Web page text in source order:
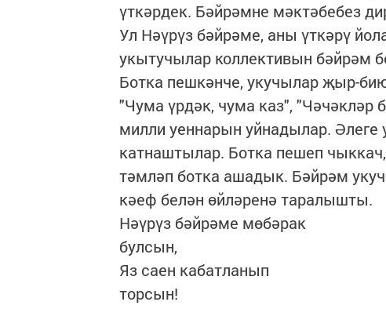
үткәрдек. Бәйрәмне мәктәбебез
Ул Нәүрүз бәйрәме, аны үткәрү
укытучылар коллективын бәйрәм
Ботка пешкәнче, укучылар җыр-
"Чума үрдәк, чума каз",
милли уеннарын уйнадылар. Әлеге
катнаштылар. Ботка пешеп
тәмләп ботка ашадык. Бәйрәм
кәеф белән өйләренә таралышты.
Нәүрүз бәйрәме мөбәрак
булсын,
Яз саен кабатланып
торсын!